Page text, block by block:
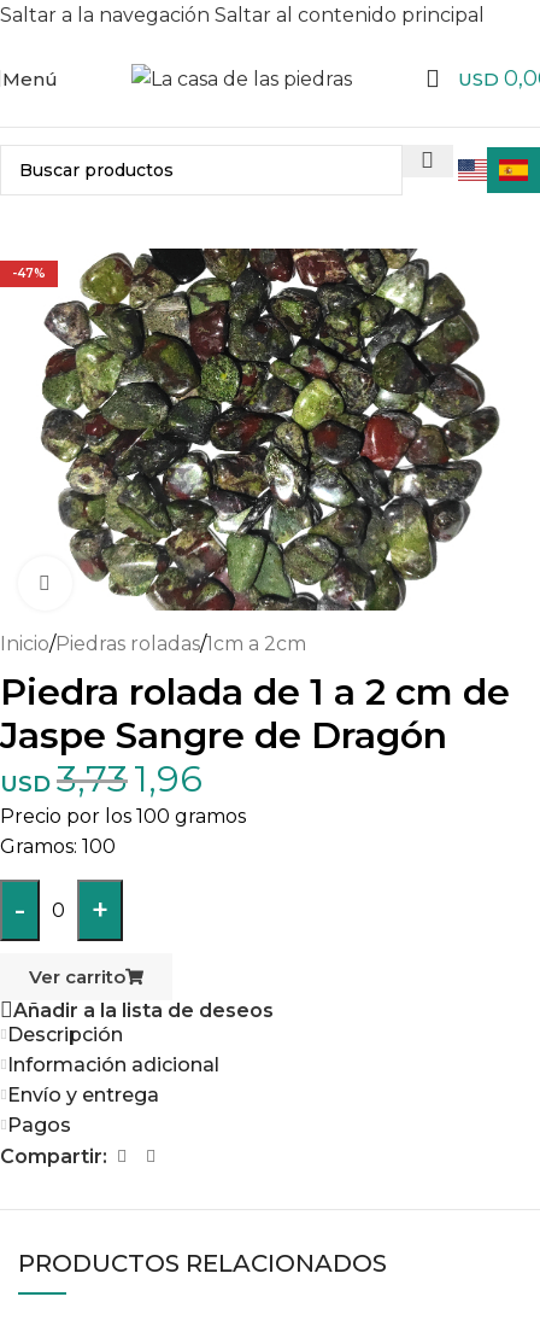
Saltar a la navegación Saltar al contenido principal
Menú USD
-47%
Haga clic para ampliar
Inicio/Piedras roladas/1cm a 2cm
Piedra rolada de 1 a 2 cm de
Jaspe Sangre de Dragón
USD 3,731,96
Precio por los 100 gramos
100
- 0 +
Ver carrito
Añadir a la lista de deseos
Descripción
Información adicional
Envío y entrega
Pagos
Compartir:
PRODUCTOS RELACIONADOS